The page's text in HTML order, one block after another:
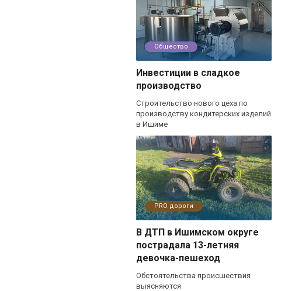
Общество
Инвестиции в сладкое
производство
Строительство нового цеха по
производству кондитерских изделий
в Ишиме
PRO дороги
В ДТП в Ишимском округе
пострадала 13-летняя
девочка-пешеход
Обстоятельства происшествия
выясняются